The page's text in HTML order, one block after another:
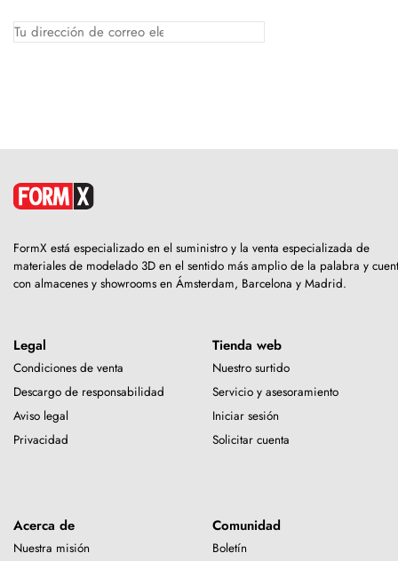
FormX está especializado en el suministro y la venta especializada de
materiales de modelado 3D en el sentido más amplio de la palabra y
con almacenes y showrooms en Ámsterdam, Barcelona y Madrid.
Legal
Condiciones de venta
Descargo de responsabilidad
Aviso legal
Privacidad
Tienda web
Nuestro surtido
Servicio y asesoramiento
Iniciar sesión
Solicitar cuenta
Acerca de
Nuestra misión
Comunidad
Boletín